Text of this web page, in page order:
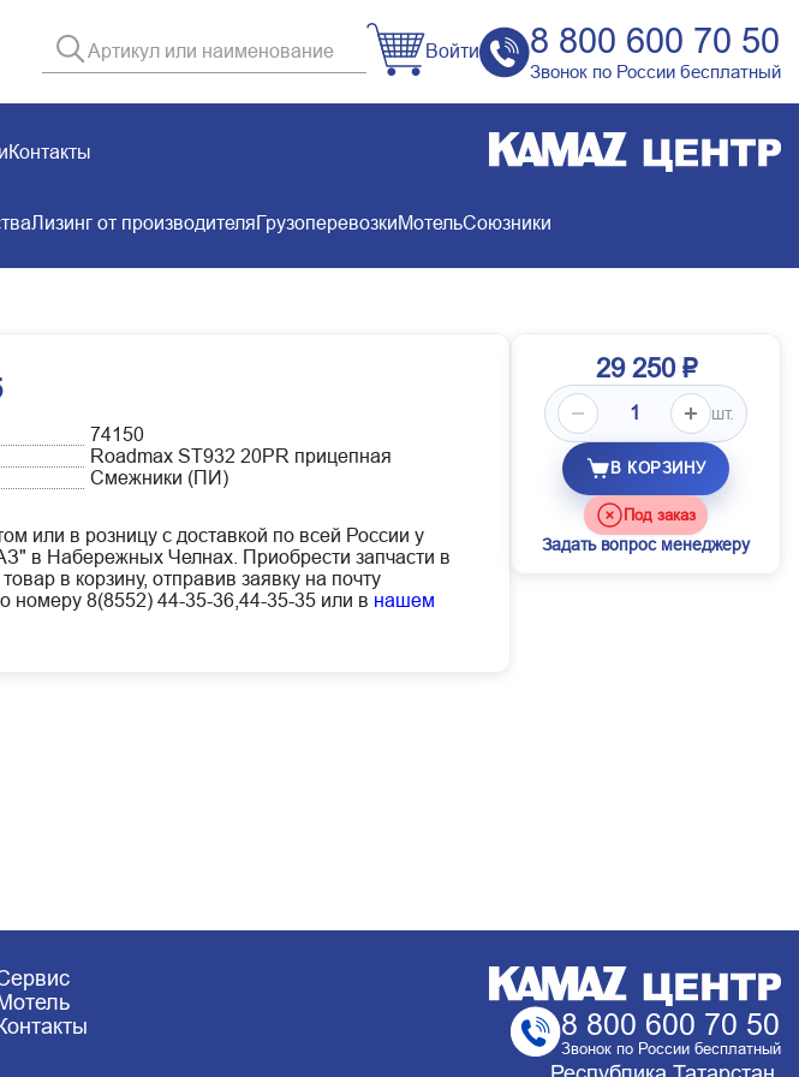
Войти 8 800 600 70 50
Звонок по России бесплатный
Контакты
Лизинг от производителяГрузоперевозкиМотельСоюзники
74150
Roadmax ST932 20PR прицепная
Смежники (ПИ)
или в розницу с доставкой по всей России у
в Набережных Челнах. Приобрести запчасти в
в корзину, отправив заявку на почту
номеру 8(8552) 44-35-36,44-35-35 или в нашем
29 250 ₽
шт.
В КОРЗИНУ
Под заказ
Задать вопрос менеджеру
Мотель
Контакты 8 800 600 70 50
Звонок по России бесплатный